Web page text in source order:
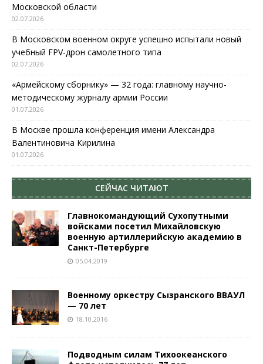
Московской области
02.07.2026
В Московском военном округе успешно испытали новый
учебный FPV-дрон самолетного типа
02.07.2026
«Армейскому сборнику» — 32 года: главному научно-
методическому журналу армии России
01.07.2026
В Москве прошла конференция имени Александра
Валентиновича Кирилина
01.07.2026
СЕЙЧАС ЧИТАЮТ
Главнокомандующий Сухопутными
войсками посетил Михайловскую
военную артиллерийскую академию в
Санкт-Петербурге
05.04.2019
Военному оркестру Сызранского ВВАУЛ
— 70 лет
18.10.2016
Подводным силам Тихоокеанского